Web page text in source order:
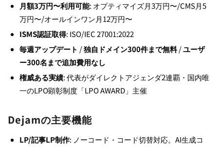
月額3万円〜利用可能: オプティマイズ月3万円〜/CMS月5
万円〜/オールインワン月12万円〜
ISMS認証取得: ISO/IEC 27001:2022
毎週アップデート /独自ドメイン300件まで無料/ユーザ
ー300名まで追加費用なし
権威ある実績: 代表がダイレクトアジェンダ2連覇・国内唯
一のLPO顕彰制度「LPO AWARD」主催
Dejamの主要機能
LP/記事LP制作: ノーコード・コード切替対応。AI生成コ